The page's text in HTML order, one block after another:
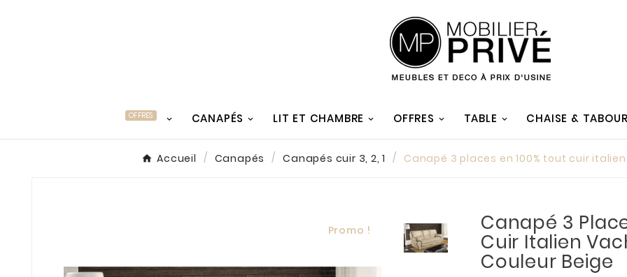
OFFRES CANAPÉS LIT ET CHAMBRE OFFRES TABLE CHAISE &
Accueil Canapés Canapés cuir 3, 2, 1 Canapé 3 places en 100% tout cuir
Promo ! Canapé 3
Cuir Italien
Couleur Beige